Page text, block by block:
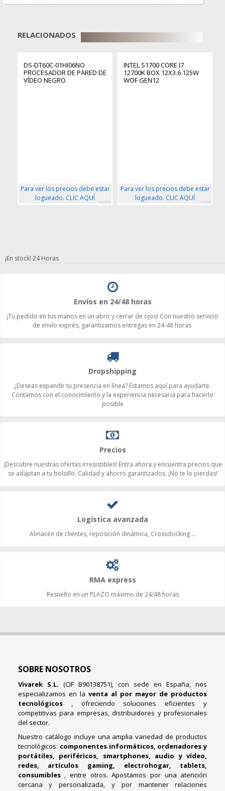
RELACIONADOS
DS-DT60C-01HI06NO
PROCESADOR DE PARED DE
VÍDEO NEGRO
Para ver los precios debe estar
logueado. CLIC AQUÍ
421552
INTEL S1700 CORE I7
12700K BOX 12X3.6 125W
WOF GEN12
Para ver los precios debe estar
logueado. CLIC AQUÍ
116366
¡En stock! 24 Horas
Envíos en 24/48 horas
¡Tu pedido en tus manos en un abrir y cerrar de ojos! Con nuestro servicio
de envío exprés, garantizamos entregas en 24-48 horas
Dropshipping
¿Deseas expandir tu presencia en línea? Estamos aquí para ayudarte.
Contamos con el conocimiento y la experiencia necesaria para hacerlo
posible
Precios
¡Descubre nuestras ofertas irresistibles! Entra ahora y encuentra precios que
se adaptan a tu bolsillo. Calidad y ahorro garantizados. ¡No te lo pierdas!
Logística avanzada
Almacén de clientes, reposición dinámica, Crossdocking ...
RMA express
Resuelto en un PLAZO máximo de 24/48 horas
SOBRE NOSOTROS
Vivarek S.L. (CIF B90138751), con sede en España, nos
especializamos en la venta al por mayor de productos
tecnológicos , ofreciendo soluciones eficientes y
competitivas para empresas, distribuidores y profesionales
del sector.
Nuestro catálogo incluye una amplia variedad de productos
tecnológicos: componentes informáticos, ordenadores y
portátiles, periféricos, smartphones, audio y vídeo,
redes, artículos gaming, electrohogar, tablets,
consumibles , entre otros. Apostamos por una atención
cercana y personalizada, y por mantener relaciones